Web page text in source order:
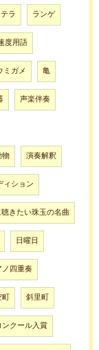
ラ ランゲ
度用語
ミガメ 亀
声楽伴奏
物 演奏解釈
ィション
きたい珠玉の名曲
日曜日
ノ四重奏
町 斜里町
ンクール入賞